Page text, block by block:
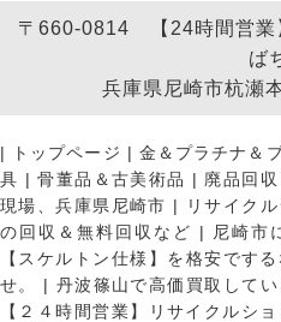
〒660-0814 【24時間営業
ば
兵庫県尼崎市杭瀬
| トップページ | 金＆プラチナ＆
具 |骨董品＆古美術品 | 廃品回
現場、兵庫県尼崎市 | リサイク
の回収＆無料回収など |
尼崎市
【スケルトン仕様】を格安です
せ。
| 丹波篠山で高価買取して
【２４時間営業】リサイクルシ